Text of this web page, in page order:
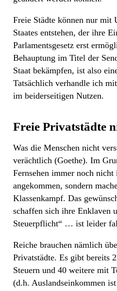
Freie Städte können nur mit
Staates entstehen, der ihre
Parlamentsgesetz erst
Behauptung im Titel der
Staat bekämpfen, ist also
Tatsächlich verhandle ich
im beiderseitigen Nutzen.
Freie Privatstädte
Was die Menschen nicht
verächtlich (Goethe). Im
Fernsehen immer noch
angekommen, sondern
Klassenkampf. Das
schaffen sich ihre Enklaven
Steuerpflicht“ … ist leider
Reiche brauchen nämlich
Privatstädte. Es gibt bereits
Steuern und 40 weitere mit
(d.h. Auslandseinkommen